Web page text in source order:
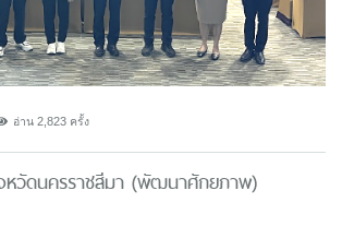
อ่าน 2,823 ครั้ง
หวัดนครราชสีมา (พัฒนาศักยภาพ)